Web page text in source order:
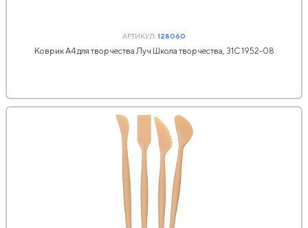
АРТИКУЛ:128060
Коврик А4 для творчества Луч Школа творчества, 31С 1952-08